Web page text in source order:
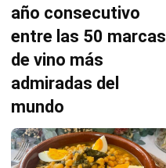
año consecutivo
entre las 50 marcas
de vino más
admiradas del
mundo